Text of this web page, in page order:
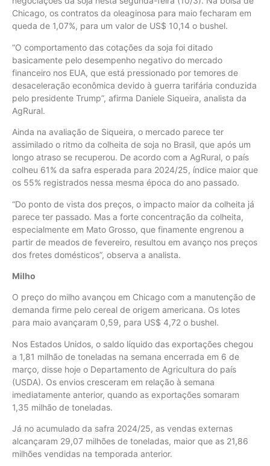
Chicago, os contratos da oleaginosa para maio fecharam em
queda de 1,07%, para um valor de US$ 10,14 o bushel.
“O comportamento das cotações da soja foi ditado
basicamente pelo desempenho negativo do mercado
financeiro nos EUA, que está pressionado por temores de
desaceleração econômica devido à guerra tarifária conduzida
pelo presidente Trump”, afirma Daniele Siqueira, analista da
AgRural.
Ainda na avaliação de Siqueira, o mercado parece ter
assimilado o ritmo da colheita de soja no Brasil, que após um
longo atraso se recuperou. De acordo com a AgRural, o país
colheu 61% da safra esperada para 2024/25, índice maior que
os 55% registrados nessa mesma época do ano passado.
“Do ponto de vista dos preços, o impacto maior da colheita já
parece ter passado. Mas a forte concentração da colheita,
especialmente em Mato Grosso, que finamente engrenou a
partir de meados de fevereiro, resultou em avanço nos preços
dos fretes domésticos”, observa a analista.
Milho
O preço do milho avançou em Chicago com a manutenção de
demanda firme pelo cereal de origem americana. Os lotes
para maio avançaram 0,59, para US$ 4,72 o bushel.
Nos Estados Unidos, o saldo líquido das exportações chegou
a 1,81 milhão de toneladas na semana encerrada em 6 de
março, disse hoje o Departamento de Agricultura do país
(USDA). Os envios cresceram em relação à semana
imediatamente anterior, quando as exportações somaram
1,35 milhão de toneladas.
Já no acumulado da safra 2024/25, as vendas externas
alcançaram 29,07 milhões de toneladas, maior que as 21,86
milhões vendidas na temporada anterior.